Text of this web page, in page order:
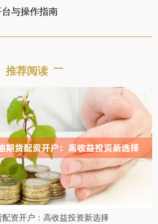
与操作指南
推荐阅读
资开户：高收益投资新选择